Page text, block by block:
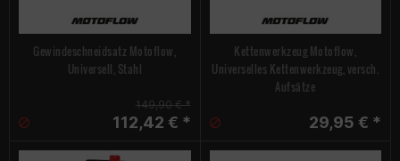
Gewindeschneidsatz Motoflow,
Universell, Stahl
149,90 € *
112,42 € *
Kettenwerkzeug Motoflow,
Universelles Kettenwerkzeug, versch.
Aufsätze
29,95 € *